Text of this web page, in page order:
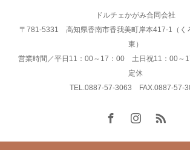
ドルチェかがみ合同会社
〒781-5331 高知県香南市香我美町岸本417-1（く
東）
営業時間／平日11：00～17：00 土日祝11：00
定休
TEL.0887-57-3063 FAX.0887-57-